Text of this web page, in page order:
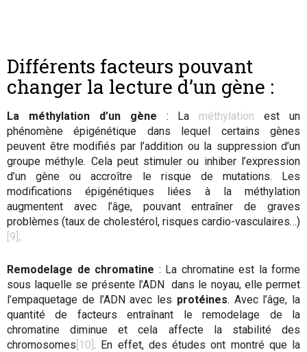
Différents facteurs pouvant
changer la lecture d’un gène :
La méthylation d’un gène : La méthylation est un
phénomène épigénétique dans lequel certains gènes
peuvent être modifiés par l’addition ou la suppression d’un
groupe méthyle. Cela peut stimuler ou inhiber l’expression
d’un gène ou accroître le risque de mutations. Les
modifications épigénétiques liées à la méthylation
augmentent avec l’âge, pouvant entraîner de graves
problèmes (taux de cholestérol, risques cardio-vasculaires…)
[9] .
Remodelage de chromatine : La chromatine est la forme
sous laquelle se présente l’ADN dans le noyau, elle permet
l’empaquetage de l’ADN avec les protéines. Avec l’âge, la
quantité de facteurs entraînant le remodelage de la
chromatine diminue et cela affecte la stabilité des
chromosomes [10] . En effet, des études ont montré que la